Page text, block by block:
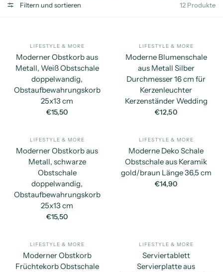
Filtern und sortieren 12 Produkte
SCHNELLANSICHT
LIFESTYLE & MORE
Moderner Obstkorb aus
Metall, Weiß Obstschale
doppelwandig,
Obstaufbewahrungskorb
25x13 cm
€15,50
LIFESTYLE & MORE
Moderne Blumenschale
aus Metall Silber
Durchmesser 16 cm für
Kerzenleuchter
Kerzenständer Wedding
€12,50
SCHNELLANSICHT
LIFESTYLE & MORE
Moderner Obstkorb aus
Metall, schwarze
Obstschale
doppelwandig,
Obstaufbewahrungskorb
25x13 cm
€15,50
LIFESTYLE & MORE
Moderne Deko Schale
Obstschale aus Keramik
gold/braun Länge 36,5 cm
€14,90
SCHNELLANSICHT
LIFESTYLE & MORE
Moderner Obstkorb
Früchtekorb Obstschale
LIFESTYLE & MORE
Serviertablett
Servierplatte aus